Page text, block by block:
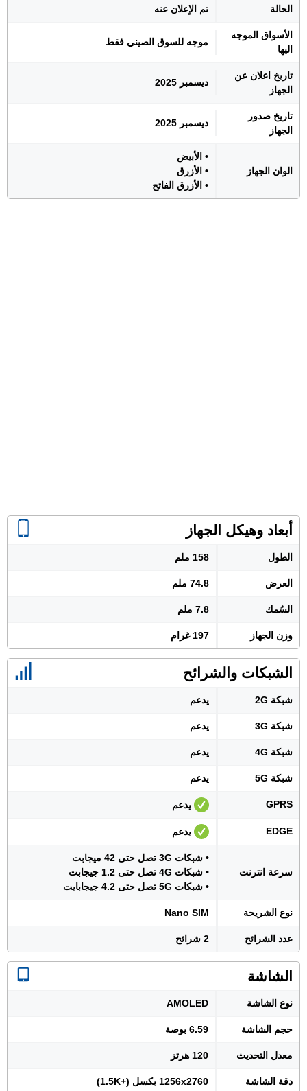
الحالة تم الإعلان عنه
الأسواق الموجه
اليها
موجه للسوق الصيني فقط
تاريخ اعلان عن
الجهاز
ديسمبر 2025
تاريخ صدور
الجهاز
ديسمبر 2025
الوان الجهاز
• الأبيض
• الأزرق
• الأزرق الفاتح
أبعاد وهيكل الجهاز
الطول 158 ملم
العرض 74.8 ملم
السُمك 7.8 ملم
وزن الجهاز 197 غرام
الشبكات والشرائح
شبكة 2G يدعم
شبكة 3G يدعم
شبكة 4G يدعم
شبكة 5G يدعم
GPRS يدعم
EDGE يدعم
سرعة انترنت
• شبكات 3G تصل حتى 42 ميجابت
• شبكات 4G تصل حتى 1.2 جيجابت
• شبكات 5G تصل حتى 4.2 جيجابايت
نوع الشريحة Nano SIM
عدد الشرائح 2 شرائح
الشاشة
نوع الشاشة AMOLED
حجم الشاشة 6.59 بوصة
معدل التحديث 120 هرتز
دقة الشاشة 1256x2760 بكسل (+1.5K)